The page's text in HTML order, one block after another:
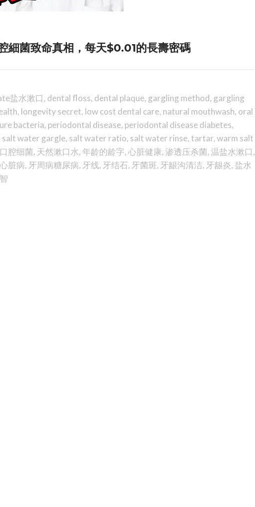
細菌致命真相，每天$0.01的長壽密碼
盐水漱口, dental floss, dental plaque, gargling method, gargling
, longevity secret, low cost dental care, natural mouthwash, oral
bacteria, periodontal disease, periodontal disease diabetes,
salt water gargle, salt water ratio, salt water rinse, tartar,warm salt
口腔细菌, 天然漱口水,年龄的龄字,心脏健康, 渗透压杀菌, 温盐水漱口,
脏病, 牙周病糖尿病, 牙线, 牙结石, 牙菌斑, 牙龈沟清洁, 牙龈炎,盐水